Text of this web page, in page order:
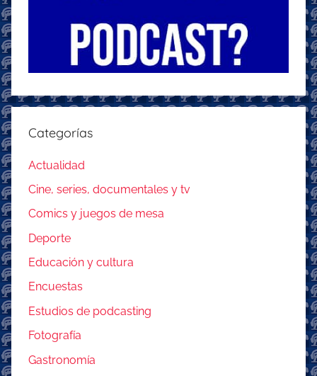
Categorías
Actualidad
Cine, series, documentales y tv
Comics y juegos de mesa
Deporte
Educación y cultura
Encuestas
Estudios de podcasting
Fotografía
Gastronomía